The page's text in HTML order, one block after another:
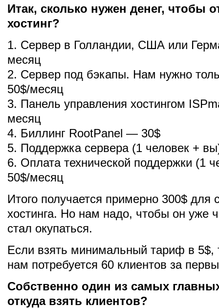
Итак, сколько нужен денег, чтобы
хостинг?
1. Сервер в Голландии, США или
месяц
2. Сервер под бэкапы. Нам нужно
50$/месяц
3. Панель управления хостингом
месяц
4. Биллинг RootPanel — 30$
5. Поддержка сервера (1 человек +
6. Оплата технической поддержки (1
50$/месяц
Итого получается примерно 300$ для
хостинга. Но нам надо, чтобы он уже
стал окупаться.
Если взять минимальный тариф в 5$,
нам потребуется 60 клиентов за
Собственно один из самых
откуда взять клиентов?